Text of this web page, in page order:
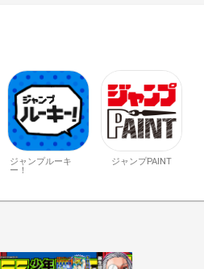
ジャンプルーキ
ー！
ジャンプPAINT